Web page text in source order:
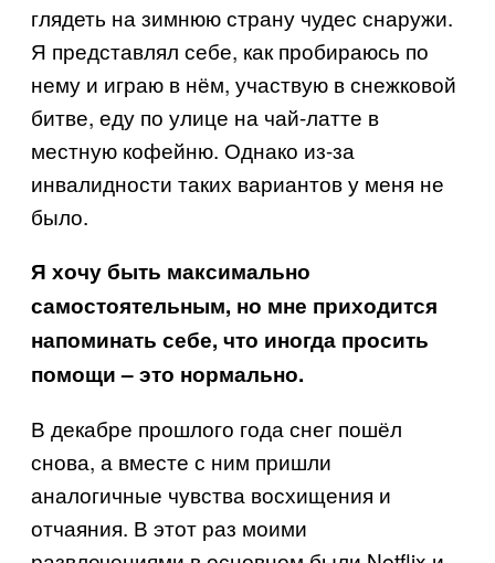
глядеть на зимнюю страну чудес снаружи.
Я представлял себе, как пробираюсь по
нему и играю в нём, участвую в снежковой
битве, еду по улице на чай-латте в
местную кофейню. Однако из-за
инвалидности таких вариантов у меня не
было.
Я хочу быть максимально
самостоятельным, но мне приходится
напоминать себе, что иногда просить
помощи – это нормально.
В декабре прошлого года снег пошёл
снова, а вместе с ним пришли
аналогичные чувства восхищения и
отчаяния. В этот раз моими